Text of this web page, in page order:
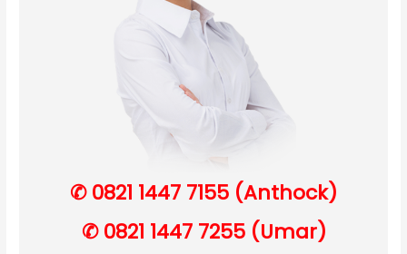
✆ 0821 1447 7155 (Anthock)
✆ 0821 1447 7255 (Umar)